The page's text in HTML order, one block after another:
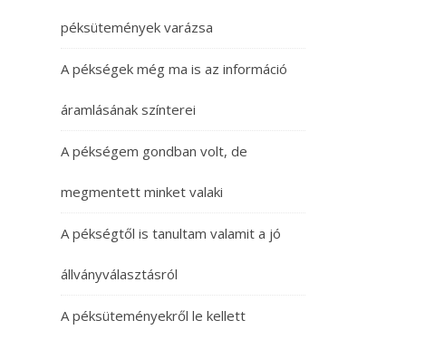
péksütemények varázsa
A pékségek még ma is az információ
áramlásának színterei
A pékségem gondban volt, de
megmentett minket valaki
A pékségtől is tanultam valamit a jó
állványválasztásról
A péksüteményekről le kellett